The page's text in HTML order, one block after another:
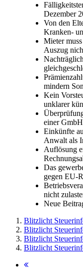
Dezember
Von den
Kranken-
Mieter
Auszug
mindern
Kein
unklarer
einer GmbH
Einkünfte
Anwalt als
Auflösung
Das
gegen EU-
nicht
Neue
Blitzlicht
Blitzlicht
Blitzlicht
Blitzlicht